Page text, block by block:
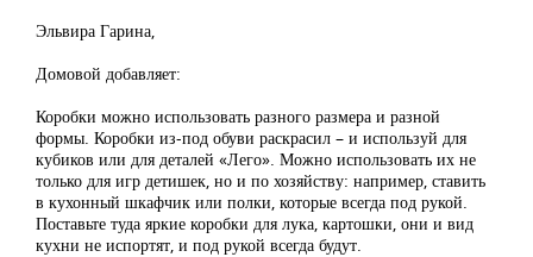
Эльвира Гарина,
Домовой добавляет:
Коробки можно использовать разного размера и разной
формы. Коробки из-под обуви раскрасил – и используй для
кубиков или для деталей «Лего». Можно использовать их не
только для игр детишек, но и по хозяйству: например, ставить
в кухонный шкафчик или полки, которые всегда под рукой.
Поставьте туда яркие коробки для лука, картошки, они и вид
кухни не испортят, и под рукой всегда будут.